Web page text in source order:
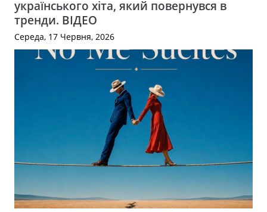
українського хіта, який повернувся в
тренди. ВІДЕО
Середа, 17 Червня, 2026